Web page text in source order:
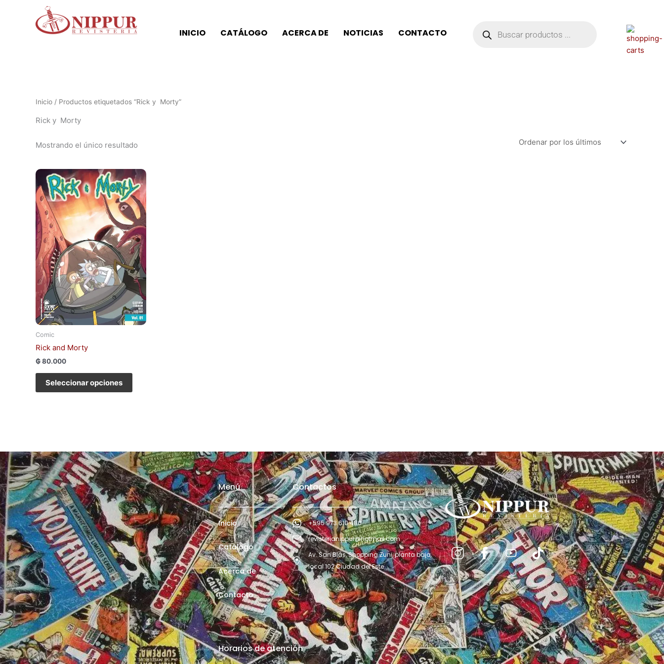
INICIO CATÁLOGO ACERCA DE NOTICIAS CONTACTO
productos
Inicio / Productos etiquetados “Rick y Morty”
Rick y Morty
Mostrando el único resultado
Comic
Rick and Morty
₲80.000
Seleccionar opciones
Este
producto
tiene
múltiples
variantes.
Las
opciones
se
pueden
elegir
en
la
página
Menú
Inicio
Catálogo
Acerca de
Contacto
Contactos
+595 973 610 480
revisterianippur@hotmail.com
Av. San Blás, Shopping Zuni, planta baja,
local 102 Ciudad del Este
Horarios de atención